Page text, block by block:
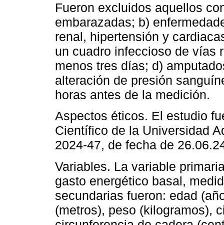
Fueron excluidos aquellos
embarazadas; b)
renal, hipertensión y
un cuadro infeccioso de vías
menos tres días; d)
alteración de presión
horas antes de la medición.
Aspectos éticos. El estudio
Científico de la Universidad
2024-47, de fecha de
Variables. La variable
gasto energético basal,
secundarias fueron: edad
(metros), peso (kilogramos),